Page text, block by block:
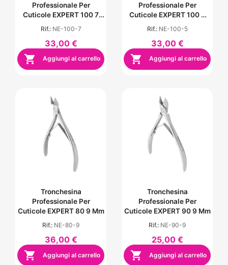
Professionale Per
Cuticole EXPERT 100 7
Rif.: NE-100-7
33,00 €
 Aggiungi al carrello
Professionale Per
Cuticole EXPERT 100 5
Rif.: NE-100-5
33,00 €
 Aggiungi al carrello
Tronchesina
Professionale Per
Cuticole EXPERT 80 9 Mm
Rif.: NE-80-9
36,00 €
 Aggiungi al carrello
Tronchesina
Professionale Per
Cuticole EXPERT 90 9 Mm
Rif.: NE-90-9
25,00 €
 Aggiungi al carrello